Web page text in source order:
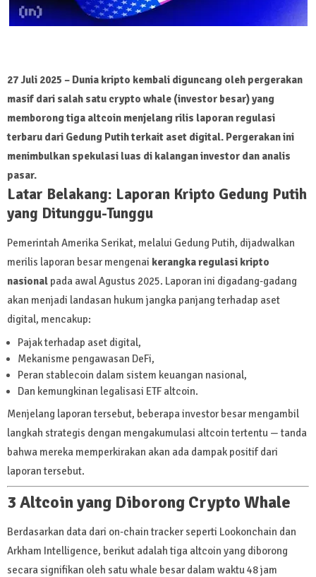
27 Juli 2025 – Dunia kripto kembali diguncang oleh pergerakan
masif dari salah satu crypto whale (investor besar) yang
memborong tiga altcoin menjelang rilis laporan regulasi
terbaru dari Gedung Putih terkait aset digital. Pergerakan ini
menimbulkan spekulasi luas di kalangan investor dan analis
pasar.
Latar Belakang: Laporan Kripto Gedung Putih
yang Ditunggu-Tunggu
Pemerintah Amerika Serikat, melalui Gedung Putih, dijadwalkan
merilis laporan besar mengenai kerangka regulasi kripto
nasional pada awal Agustus 2025. Laporan ini digadang-gadang
akan menjadi landasan hukum jangka panjang terhadap aset
digital, mencakup:
Pajak terhadap aset digital,
Mekanisme pengawasan DeFi,
Peran stablecoin dalam sistem keuangan nasional,
Dan kemungkinan legalisasi ETF altcoin.
Menjelang laporan tersebut, beberapa investor besar mengambil
langkah strategis dengan mengakumulasi altcoin tertentu — tanda
bahwa mereka memperkirakan akan ada dampak positif dari
laporan tersebut.
3 Altcoin yang Diborong Crypto Whale
Berdasarkan data dari on-chain tracker seperti Lookonchain dan
Arkham Intelligence, berikut adalah tiga altcoin yang diborong
secara signifikan oleh satu whale besar dalam waktu 48 jam